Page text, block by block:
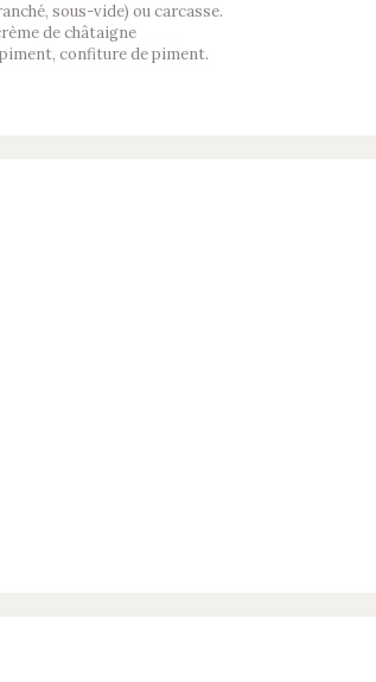
sous-vide) ou carcasse.
de châtaigne
confiture de piment.